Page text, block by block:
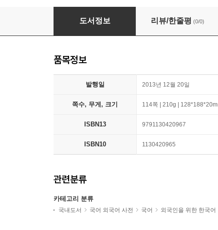
서울의 궁궐 이야기
도서정보 리뷰/한줄평 (0/0)
품목정보
발행일 2013년 12월 20일
쪽수, 무게, 크기 114쪽 | 210g |
ISBN13 9791130420967
ISBN10 1130420965
관련분류
카테고리 분류
국내도서 국어 외국어 사전 국어 외국인을 위한 한국어